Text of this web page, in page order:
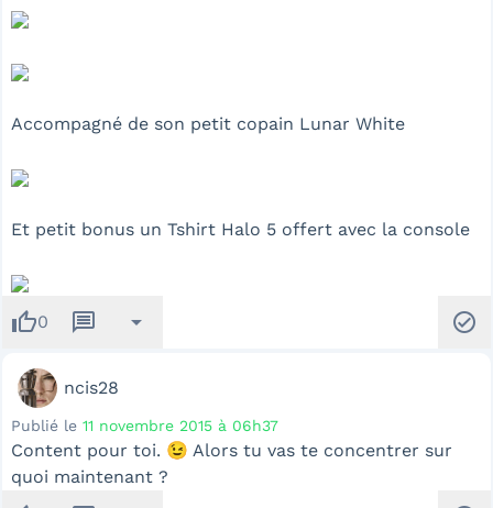
Accompagné de son petit copain Lunar White
Et petit bonus un Tshirt Halo 5 offert avec la console
thumb_up0 message arrow_drop_down check_circle
ncis28
Publié le 11 novembre 2015 à 06h37
Content pour toi. 😉 Alors tu vas te concentrer sur
quoi maintenant ?